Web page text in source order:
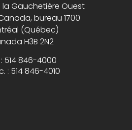
la Gauchetière Ouest
bureau 1700
(Québec)
H3B 2N2
: 514 846-4000
: 514 846-4010